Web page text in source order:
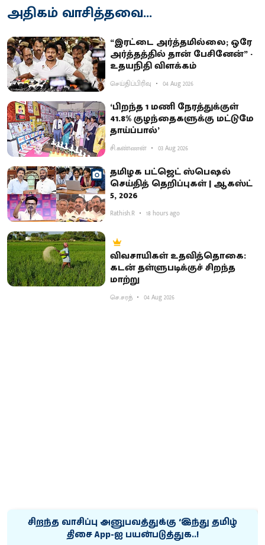
அதிகம் வாசித்தவை...
“இரட்டை அர்த்தமில்லை; ஒரே
அர்த்தத்தில் தான் பேசினேன்” -
உதயநிதி விளக்கம்
செய்திப்பிரிவு 04 Aug 2026
‘பிறந்த 1 மணி நேரத்துக்குள்
41.8% குழந்தைகளுக்கு மட்டுமே
தாய்ப்பால்’
சி.கண்ணன் 03 Aug 2026
தமிழக பட்ஜெட் ஸ்பெஷல்
செய்தித் தெறிப்புகள் | ஆகஸ்ட்
5, 2026
Rathish.R 18 hours ago
விவசாயிகள் உதவித்தொகை:
கடன் தள்ளுபடிக்குச் சிறந்த
மாற்று
செ.சரத் 04 Aug 2026
சிறந்த வாசிப்பு அனுபவத்துக்கு ‘இந்து தமிழ்
திசை App-ஐ பயன்படுத்துக..!